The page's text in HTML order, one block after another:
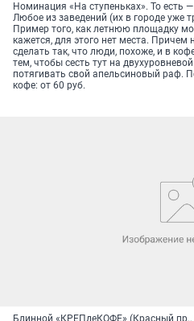
Номинация «На ступеньках». То есть
Любое из заведений (их в городе уже
Пример того, как летнюю площадку
кажется, для этого нет места. Причем
сделать так, что люди, похоже, и в
тем, чтобы сесть тут на
потягивать свой апельсиновый раф.
кофе: от 60 руб.
Блинной «КРЕПдеКОФЕ» (Красный пр.,